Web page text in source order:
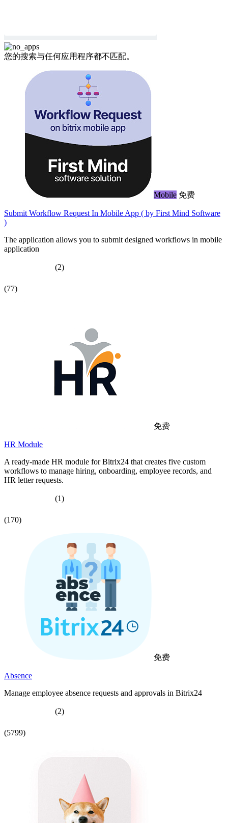
您的搜索与任何应用程序都不匹配。
Mobile 免费
Submit Workflow Request In Mobile App ( by First Mind Software
)
The application allows you to submit designed workflows in mobile
application
(2)
(77)
免费
HR Module
A ready-made HR module for Bitrix24 that creates five custom
workflows to manage hiring, onboarding, employee records, and
HR letter requests.
(1)
(170)
免费
Absence
Manage employee absence requests and approvals in Bitrix24
(2)
(5799)